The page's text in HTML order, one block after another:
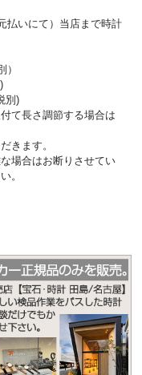
払いにて）当店まで時計
別)
て長さ調節する場合は
きます。
場合はお断りさせてい
。